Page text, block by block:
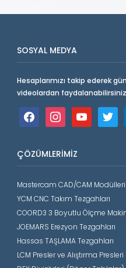
SOSYAL MEDYA
Hesaplarımızı takip ederek
videolardan
facebookinstagramyoutube twitter
ÇÖZÜMLERIMIZ
Mastercam CAD/CAM Modülleri
YCM CNC Takım Tezgahları
COORD3 3 Boyutlu Ölçme
JOEMARS Erezyon Tezgahları
Hassas TAŞLAMA Tezgahları
LCM Presler ve Alıştırma Presleri